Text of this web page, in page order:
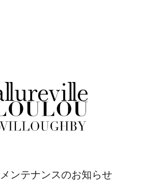
ンテナンスのお知らせ